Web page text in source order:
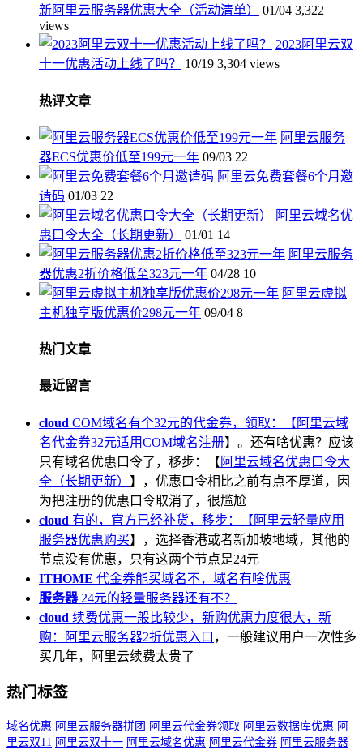
新阿里云服务器优惠大全（活动清单）
01/04 3,322
views
2023阿里云双
十一优惠活动上线了吗？
10/19 3,304 views
热评文章
阿里云服务
器ECS优惠价低至199元一年 09/03 22
阿里云免费套餐6个月邀
请码 01/03 22
阿里云域名优
惠口令大全（长期更新）
01/01 14
阿里云服务
器优惠2折价格低至323元一年 04/28 10
阿里云虚拟
主机独享版优惠价298元一年 09/04 8
热门文章
最近留言
cloud COM域名有个32元的代金券，领取：【 阿里云域
名代金券32元适用COM域名注册】。还有啥优惠？应该
只有域名优惠口令了，移步：【 阿里云域名优惠口令大
全（长期更新） 】，优惠口令相比之前有点不厚道，因
为把注册的优惠口令取消了，很尴尬
cloud 有的，官方已经补货，移步：【 阿里云轻量应用
服务器优惠购买】，选择香港或者新加坡地域，其他的
节点没有优惠，只有这两个节点是24元
ITHOME 代金券能买域名不，域名有啥优惠
服务器24元的轻量服务器还有不？
cloud 续费优惠一般比较少，新购优惠力度很大，新
购：
阿里云服务器2折优惠入口 ，一般建议用户一次性多
买几年，阿里云续费太贵了
热门标签
域名优惠 阿里云服务器拼团 阿里云代金券领取 阿里云数据库优惠 阿
里云双11 阿里云双十一 阿里云域名优惠 阿里云代金券 阿里云服务器